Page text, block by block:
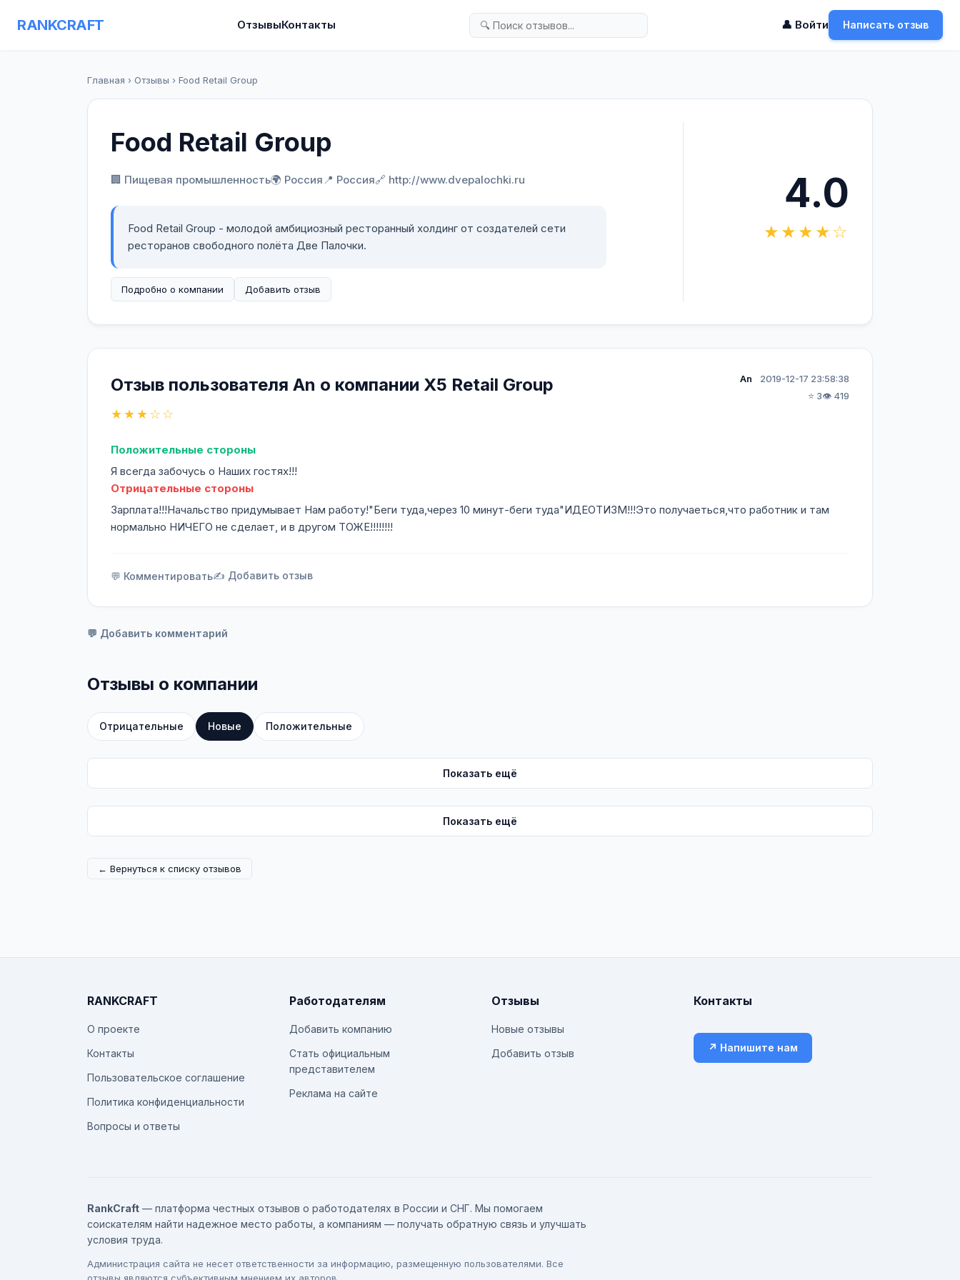
RANKCRAFT ОтзывыКонтакты 👤 Войти Написать отзыв
Главная › Отзывы › Food Retail Group
Food Retail Group
🏢 Пищевая промышленность🌍 Россия📍 Россия🔗 http://www.dvepalochki.ru
Food Retail Group - молодой амбициозный ресторанный холдинг от создателей сети
ресторанов свободного полёта Две Палочки.
Подробно о компании Добавить отзыв
4.0
★★★★☆
Отзыв пользователя An о компании X5 Retail Group
★★★☆☆
An
2019-12-17 23:58:38
⭐ 3👁️ 419
Положительные стороны
Я всегда забочусь о Наших гостях!!!
Отрицательные стороны
Зарплата!!!Начальство придумывает Нам работу!"Беги туда,через 10 минут-беги туда"ИДЕОТИЗМ!!!Это получаеться,что работник и там
нормально НИЧЕГО не сделает, и в другом ТОЖЕ!!!!!!!!
💬 Комментировать✍️ Добавить отзыв
💬 Добавить комментарий
Отзывы о компании
Отрицательные Новые Положительные
Показать ещё
Показать ещё
← Вернуться к списку отзывов
RANKCRAFT
О проекте
Контакты
Пользовательское соглашение
Политика конфиденциальности
Вопросы и ответы
Работодателям
Добавить компанию
Стать официальным
представителем
Реклама на сайте
Отзывы
Новые отзывы
Добавить отзыв
Контакты
↗ Напишите нам
RankCraft — платформа честных отзывов о работодателях в России и СНГ. Мы помогаем
соискателям найти надежное место работы, а компаниям — получать обратную связь и улучшать
условия труда.
Администрация сайта не несет ответственности за информацию, размещенную пользователями. Все